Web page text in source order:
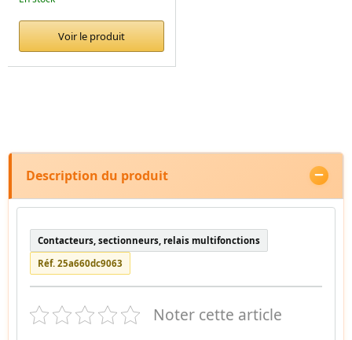
Voir le produit
Description du produit
Contacteurs, sectionneurs, relais multifonctions
Réf. 25a660dc9063
Noter cette article